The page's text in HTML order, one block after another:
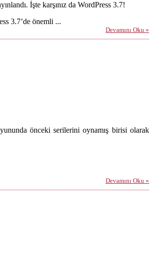
İşte karşınız da WordPress 3.7!
3.7’de önemli ...
Devamını Oku »
önceki serilerini oynamış birisi olarak
Devamını Oku »